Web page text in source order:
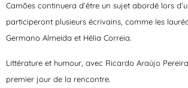
Camões continuera d’être un sujet abordé lors
participeront plusieurs écrivains, comme les
Germano Almeida et Hélia Correia.
Littérature et humour, avec Ricardo Araújo
premier jour de la rencontre.